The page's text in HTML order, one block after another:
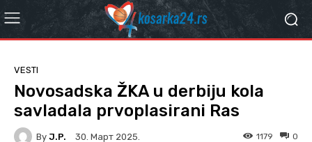
VESTI
Novosadska ŽKA u derbiju kola
savladala prvoplasirani Ras
By J.P. 30. Март 2025. 0
1179